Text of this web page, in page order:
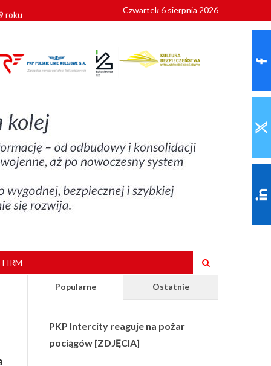
Czwartek 6 sierpnia 2026
Popularne Ostatnie
PKP Intercity reaguje na pożar
pociągów [ZDJĘCIA]